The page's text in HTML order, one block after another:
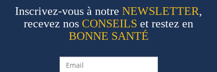
Inscrivez-vous à notre NEWSLETTER,
recevez nos CONSEILS et restez en
BONNE SANTÉ